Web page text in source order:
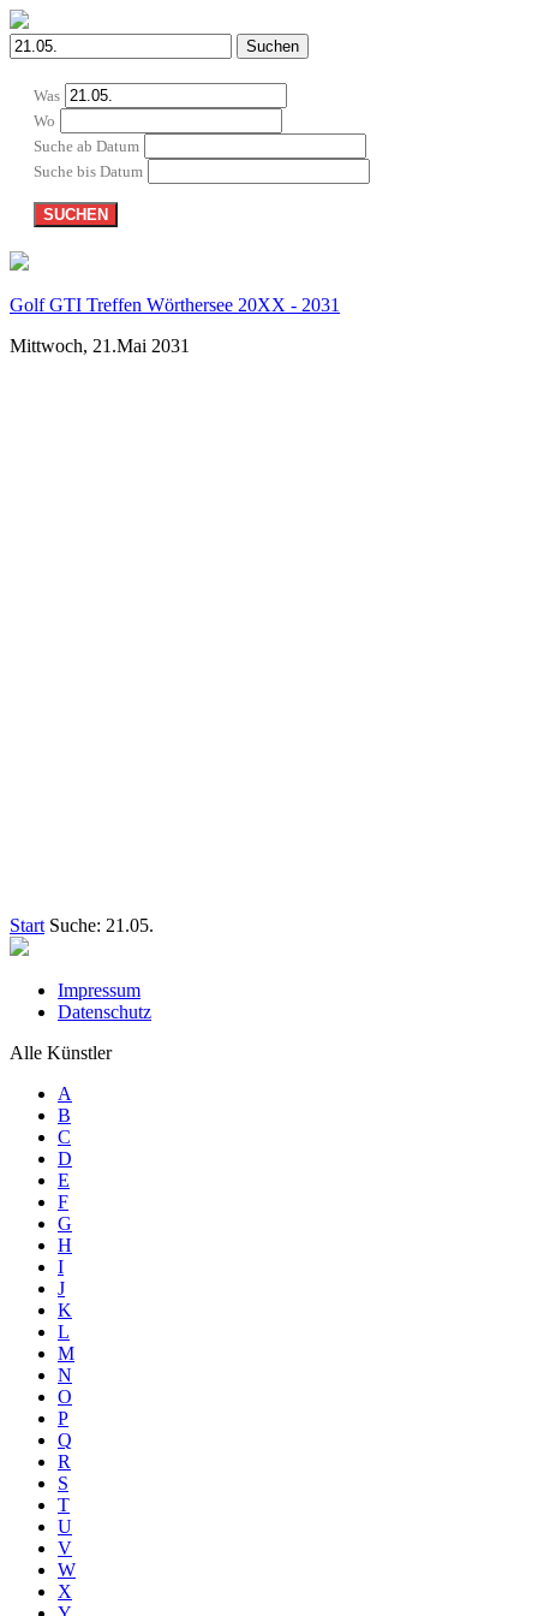
Suchen
Was
Wo
Suche ab Datum
Suche bis Datum
SUCHEN
Golf GTI Treffen Wörthersee 20XX - 2031
Mittwoch, 21.Mai 2031
Start Suche: 21.05.
Impressum
Datenschutz
Alle Künstler
A
B
C
D
E
F
G
H
I
J
K
L
M
N
O
P
Q
R
S
T
U
V
W
X